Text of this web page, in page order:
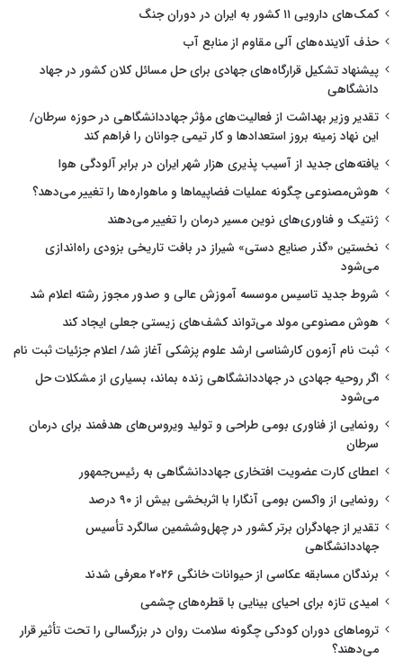
کمک‌های دارویی ۱۱ کشور به ایران در دوران جنگ
حذف آلاینده‌های آلی مقاوم از منابع آب
پیشنهاد تشکیل قرارگاه‌های جهادی برای حل مسائل کلان کشور در جهاد
دانشگاهی
تقدیر وزیر بهداشت از فعالیت‌های مؤثر جهاددانشگاهی در حوزه سرطان/
این نهاد زمینه بروز استعدادها و کار تیمی جوانان را فراهم کند
یافته‌های جدید از آسیب پذیری هزار شهر ایران در برابر آلودگی هوا
هوش‌مصنوعی چگونه عملیات فضاپیماها و ماهواره‌ها را تغییر می‌دهد؟
ژنتیک و فناوری‌های نوین مسیر درمان را تغییر می‌دهند
نخستین «گذر صنایع دستی» شیراز در بافت تاریخی بزودی راه‌اندازی
می‌شود
شروط جدید تاسیس موسسه آموزش عالی و صدور مجوز رشته اعلام شد
هوش مصنوعی مولد می‌تواند کشف‌های زیستی جعلی ایجاد کند
ثبت نام آزمون کارشناسی ارشد علوم پزشکی آغاز شد/ اعلام جزئیات ثبت نام
اگر روحیه جهادی در جهاددانشگاهی زنده بماند، بسیاری از مشکلات حل
می‌شود
رونمایی از فناوری بومی طراحی و تولید ویروس‌های هدفمند برای درمان
سرطان
اعطای کارت عضویت افتخاری جهاددانشگاهی به رئیس‌جمهور
رونمایی از واکسن بومی آنگارا با اثربخشی بیش از ۹۰ درصد
تقدیر از جهادگران برتر کشور در چهل‌وششمین سالگرد تأسیس
جهاددانشگاهی
برندگان مسابقه عکاسی از حیوانات خانگی ۲۰۲۶ معرفی شدند
امیدی تازه برای احیای بینایی با قطره‌های چشمی
تروماهای دوران کودکی چگونه سلامت روان در بزرگسالی را تحت تأثیر قرار
می‌دهند؟